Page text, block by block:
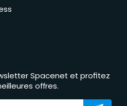
Spacenet et profitez
offres.